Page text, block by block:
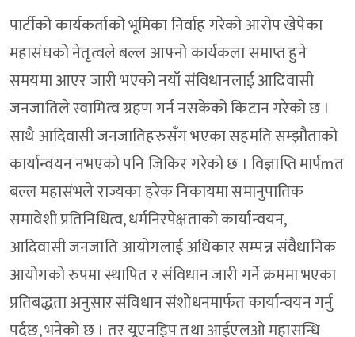
पार्टीको कार्यकर्ताको भूमिका निर्वाह गरेको आरोप खेपेका
महासंघको नेतृत्वले बल्ल आफ्नो कार्यकला समाप्त हुने
समयमा आएर जारी भएको नयाँ संविधानलाई आदिवासी
जनजातिले स्वामित्व ग्रहण गर्न नसकेको किटान गरेको छ ।
साथै आदिवासी जनजातिहरुसँग भएका सहमति सम्झौताको
कार्यान्वयन नभएको पनि जिकिर गरेको छ । विज्ञाप्ति मार्पmत
बल्ल महासंभले राज्यका हरेक निकायमा समानुपातिक
समावेशी प्रतिनिधित्व, धर्मनिरपेक्षताको कार्यान्वयन,
आदिवासी जनजाति आयोगलाई अधिकार सम्पन्न संवैधानिक
आयोगको रुपमा स्थापित र संविधान जारी गर्ने क्रममा भएका
प्रतिबद्धता अनुसार संविधान संशोधनमार्फत कार्यान्वयन गर्नु
पर्दछ, भनेको छ । तर यूएनड्रिप तथा आईएलओ महासन्धि